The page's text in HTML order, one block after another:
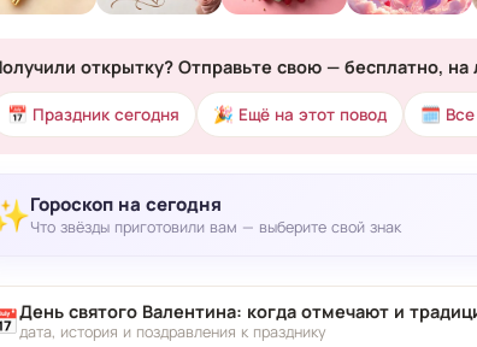
открытку? Отправьте свою — бесплатно,
📅 Праздник сегодня 🎉 Ещё на этот повод 🗓 Все
Гороскоп на сегодня
Что звёзды приготовили вам — выберите свой знак
День святого Валентина: когда отмечают и
дата, история и поздравления к празднику